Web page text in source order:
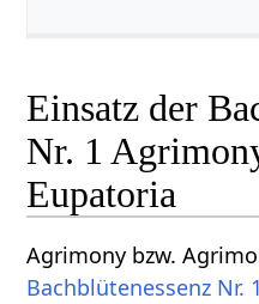
Einsatz der
Nr. 1
Eupatoria
Agrimony bzw.
Bachblütenessenz Nr. 1